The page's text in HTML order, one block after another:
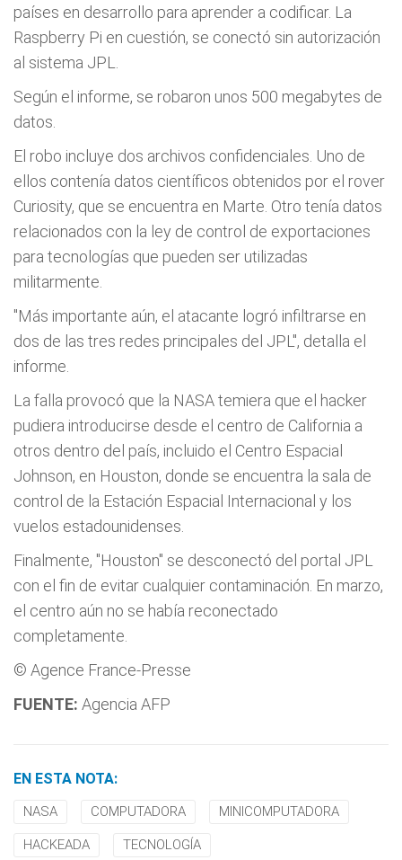
países en desarrollo para aprender a codificar. La
Raspberry Pi en cuestión, se conectó sin autorización
al sistema JPL.
Según el informe, se robaron unos 500 megabytes de
datos.
El robo incluye dos archivos confidenciales. Uno de
ellos contenía datos científicos obtenidos por el rover
Curiosity, que se encuentra en Marte. Otro tenía datos
relacionados con la ley de control de exportaciones
para tecnologías que pueden ser utilizadas
militarmente.
"Más importante aún, el atacante logró infiltrarse en
dos de las tres redes principales del JPL", detalla el
informe.
La falla provocó que la NASA temiera que el hacker
pudiera introducirse desde el centro de California a
otros dentro del país, incluido el Centro Espacial
Johnson, en Houston, donde se encuentra la sala de
control de la Estación Espacial Internacional y los
vuelos estadounidenses.
Finalmente, "Houston" se desconectó del portal JPL
con el fin de evitar cualquier contaminación. En marzo,
el centro aún no se había reconectado
completamente.
© Agence France-Presse
FUENTE: Agencia AFP
EN ESTA NOTA:
NASA COMPUTADORA MINICOMPUTADORA
HACKEADA TECNOLOGÍA